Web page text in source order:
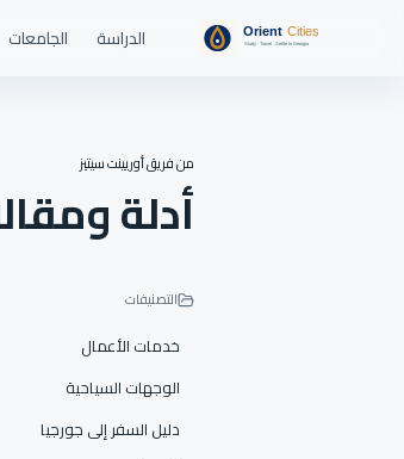
الدراسة الجامعات
من فريق أوريينت سيتيز
أدلة
التصنيفات
خدمات الأعمال
الوجهات السياحية
دليل السفر إلى جورجيا